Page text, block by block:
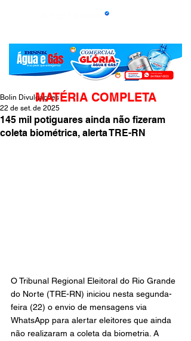
145 mil potiguares ainda não fizeram
coleta biométrica, alerta TRE-RN
Bolin Divulgações
22 de set. de 2025
O Tribunal Regional Eleitoral do Rio Grande
do Norte (TRE-RN) iniciou nesta segunda-
feira (22) o envio de mensagens via
WhatsApp para alertar eleitores que ainda
não realizaram a coleta da biometria. A
MATÉRIA COMPLETA